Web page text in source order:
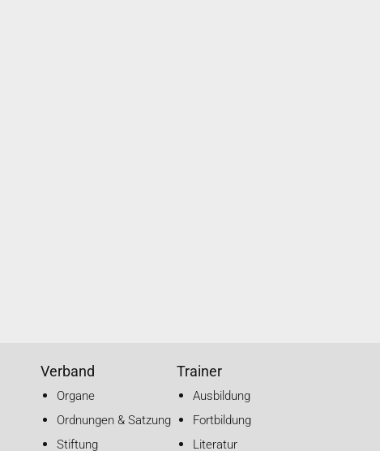
Verband
Organe
Ordnungen & Satzung
Stiftung
Trainer
Ausbildung
Fortbildung
Literatur